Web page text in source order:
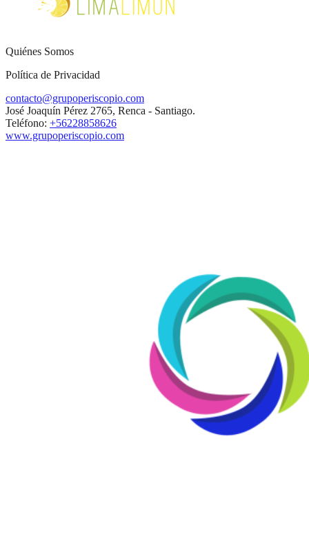
Quiénes Somos
Política de Privacidad
contacto@grupoperiscopio.com
José Joaquín Pérez 2765, Renca - Santiago.
Teléfono: +56228858626
www.grupoperiscopio.com